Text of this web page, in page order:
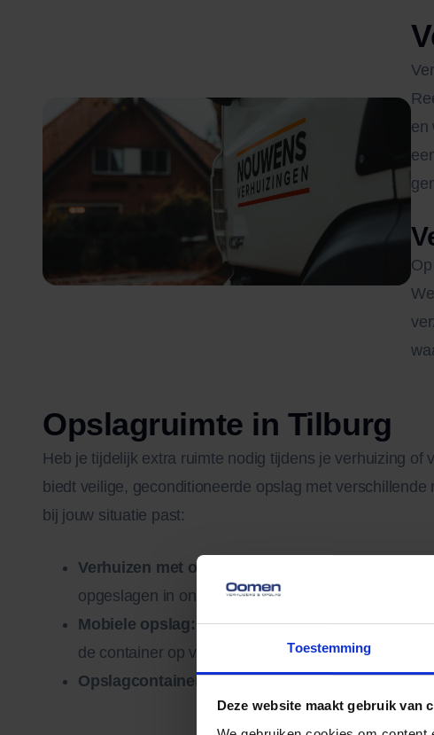
Toestemming
Deze website maakt gebruik van
en
Opslagruimte in Tilburg
Heb je tijdelijk extra ruimte nodig tijdens je verhuizing
biedt veilige, geconditioneerde opslag met
bij jouw situatie past:
Verhuizen met opslag:
opgeslagen in onze moderne hal.
Mobiele opslag:wij plaatsen een container bij je
de container op voor opslag of levering.
Opslagcontainer voor de deur:houd je spullen